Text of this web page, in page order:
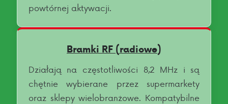
powtórnej aktywacji.
Bramki RF (radiowe)
Działają na częstotliwości 8,2 MHz i są
chętnie wybierane przez supermarkety
oraz sklepy wielobranżowe. Kompatybilne